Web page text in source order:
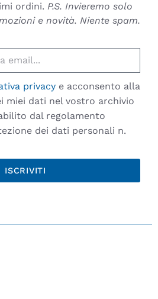
ordini. P.S. Invieremo solo
e novità. Niente spam.
privacy e acconsento alla
miei dati nel vostro archivio
dal regolamento
dei dati personali n.
ISCRIVITI